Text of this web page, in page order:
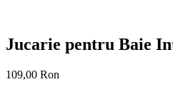
Jucarie pentru Baie
109,00 Ron